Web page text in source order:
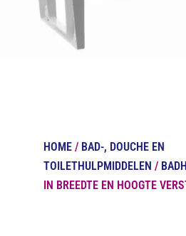
HOME/ BAD-, DOUCHE EN
TOILETHULPMIDDELEN /
IN BREEDTE EN HOOGTE